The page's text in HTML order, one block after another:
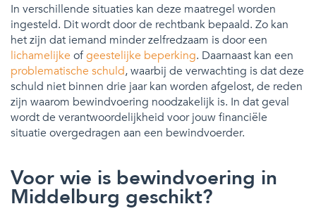
In verschillende situaties kan deze maatregel worden
ingesteld. Dit wordt door de rechtbank bepaald. Zo kan
het zijn dat iemand minder zelfredzaam is door een
lichamelijke ofgeestelijke beperking. Daarnaast kan een
problematische schuld, waarbij de verwachting is dat deze
schuld niet binnen drie jaar kan worden afgelost, de reden
zijn waarom bewindvoering noodzakelijk is. In dat geval
wordt de verantwoordelijkheid voor jouw financiële
situatie overgedragen aan een bewindvoerder.
Voor wie is bewindvoering in
Middelburg geschikt?